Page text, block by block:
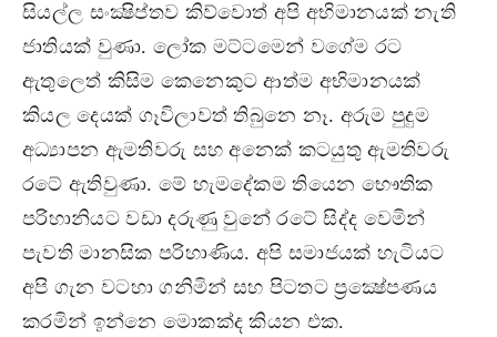
සියල්ල සංක්‍ෂිප්තව කිව්වොත් අපි අභිමානයක් නැති
ජාතියක් වුණා. ලෝක මට්ටමෙන් වගේම රට
ඇතුලෙත් කිසිම කෙනෙකුට ආත්ම අභිමානයක්
කියල දෙයක් ගෑවිලාවත් තිබුනෙ නෑ. අරුම පුදුම
අධ්‍යාපන ඇමතිවරු සහ අනෙක් කටයුතු ඇමතිවරු
රටේ ඇතිවුණා. මේ හැමදේකම තියෙන භෞතික
පරිහානියට වඩා දරුණු වුනේ රටේ සිද්ද වෙමින්
පැවති මානසික පරිහාණිය. අපි සමාජයක් හැටියට
අපි ගැන වටහා ගනිමින් සහ පිටතට ප‍්‍රක්‍ෂේපණය
කරමින් ඉන්නෙ මොකක්ද කියන එක.